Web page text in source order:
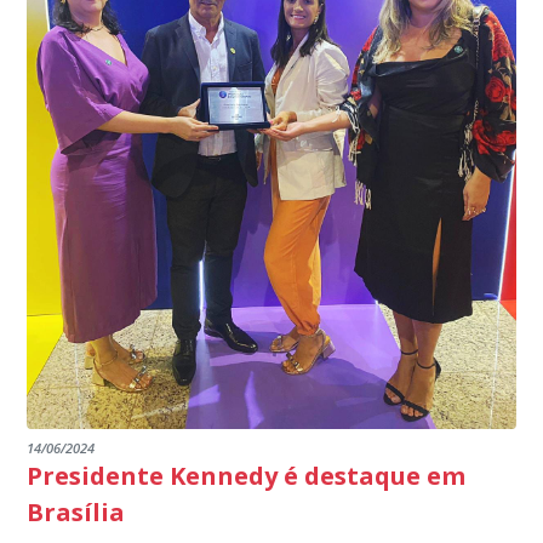
14/06/2024
Presidente Kennedy é destaque em
Brasília